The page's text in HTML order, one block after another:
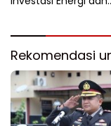
Rekomendasi